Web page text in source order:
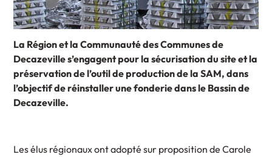
La Région et la Communauté des Communes de
Decazeville s’engagent pour la sécurisation du site et la
préservation de l’outil de production de la SAM, dans
l’objectif de réinstaller une fonderie dans le Bassin de
Decazeville.
Les élus régionaux ont adopté sur proposition de Carole